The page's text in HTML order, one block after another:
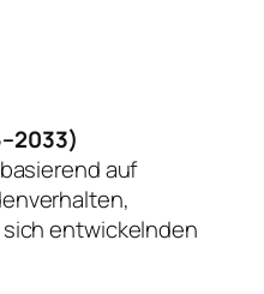
auf
entwickelnden